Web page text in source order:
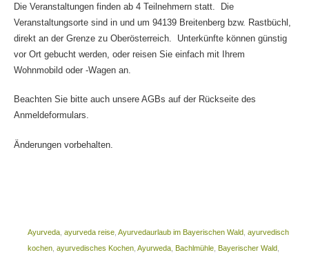
Die Veranstaltungen finden ab 4 Teilnehmern statt. Die
Veranstaltungsorte sind in und um 94139 Breitenberg bzw. Rastbüchl,
direkt an der Grenze zu Oberösterreich. Unterkünfte können günstig
vor Ort gebucht werden, oder reisen Sie einfach mit Ihrem
Wohnmobild oder -Wagen an.
Beachten Sie bitte auch unsere AGBs auf der Rückseite des
Anmeldeformulars.
Änderungen vorbehalten.
Ayurveda, ayurveda reise, Ayurvedaurlaub im Bayerischen Wald, ayurvedisch
kochen, ayurvedisches Kochen, Ayurweda, Bachlmühle, Bayerischer Wald,